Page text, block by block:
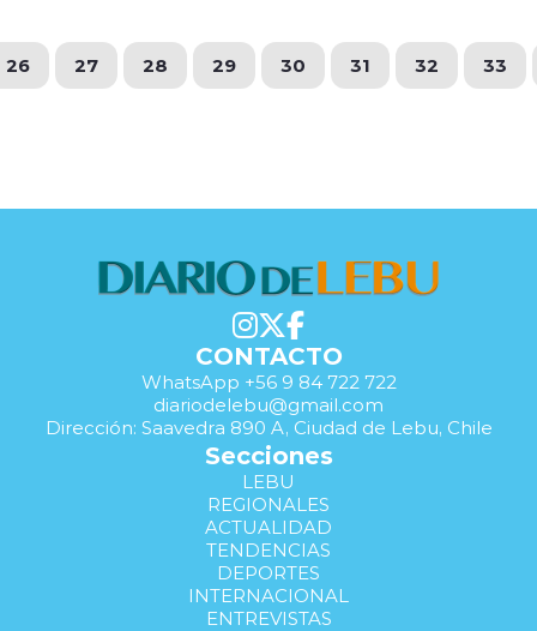
26 27 28 29 30 31 32 33
CONTACTO
WhatsApp +56 9 84 722 722
diariodelebu@gmail.com
Dirección: Saavedra 890 A, Ciudad de Lebu, Chile
Secciones
LEBU
REGIONALES
ACTUALIDAD
TENDENCIAS
DEPORTES
INTERNACIONAL
ENTREVISTAS